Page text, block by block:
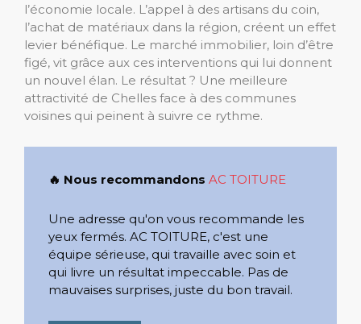
l’économie locale. L’appel à des artisans du coin,
l’achat de matériaux dans la région, créent un effet
levier bénéfique. Le marché immobilier, loin d’être
figé, vit grâce aux ces interventions qui lui donnent
un nouvel élan. Le résultat ? Une meilleure
attractivité de Chelles face à des communes
voisines qui peinent à suivre ce rythme.
🔥 Nous recommandons AC TOITURE
Une adresse qu'on vous recommande les
yeux fermés. AC TOITURE, c'est une
équipe sérieuse, qui travaille avec soin et
qui livre un résultat impeccable. Pas de
mauvaises surprises, juste du bon travail.